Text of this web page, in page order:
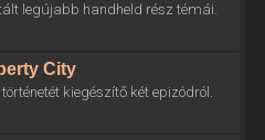
legújabb handheld rész témái.
City
kiegészítő két epizódról.